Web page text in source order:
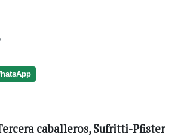
caballeros, Sufritti-Pfister